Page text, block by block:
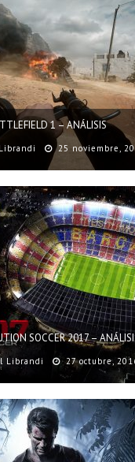
1 – ANÁLISIS
25 noviembre,
SOCCER 2017 –
Librandi 27 octubre,